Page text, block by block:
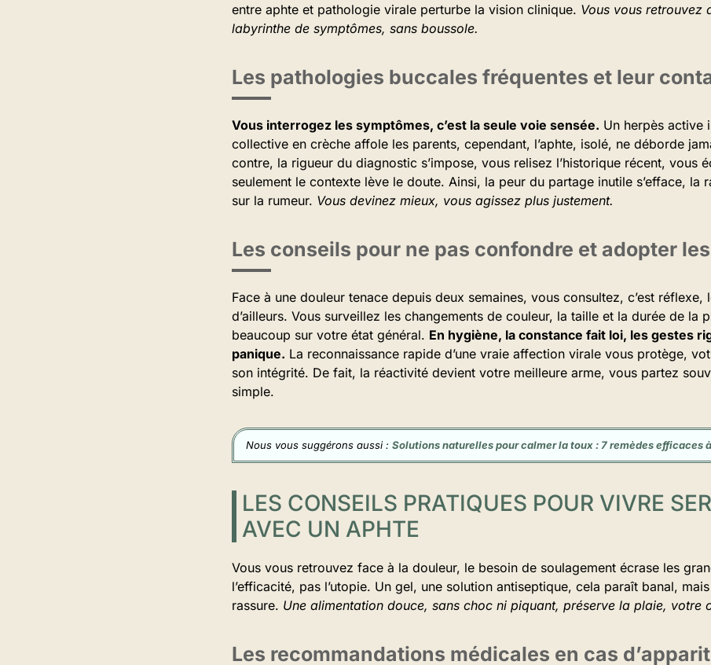
entre aphte et pathologie virale perturbe la vision clinique. Vous vous retrouvez
labyrinthe de symptômes, sans boussole.
Les pathologies buccales fréquentes et leur
Vous interrogez les symptômes, c’est la seule voie sensée. Un herpès active
collective en crèche affole les parents, cependant, l’aphte, isolé, ne déborde
contre, la rigueur du diagnostic s’impose, vous relisez l’historique récent, vous
seulement le contexte lève le doute. Ainsi, la peur du partage inutile s’efface, la
sur la rumeur. Vous devinez mieux, vous agissez plus justement.
Les conseils pour ne pas confondre et adopter
Face à une douleur tenace depuis deux semaines, vous consultez, c’est réflexe,
d’ailleurs. Vous surveillez les changements de couleur, la taille et la durée de la
beaucoup sur votre état général. En hygiène, la constance fait loi, les gestes
panique. La reconnaissance rapide d’une vraie affection virale vous protège,
son intégrité. De fait, la réactivité devient votre meilleure arme, vous partez
simple.
Nous vous suggérons aussi : Solutions naturelles pour calmer la toux : 7 remèdes efficaces
LES CONSEILS PRATIQUES POUR VIVRE
AVEC UN APHTE
Vous vous retrouvez face à la douleur, le besoin de soulagement écrase les
l’efficacité, pas l’utopie. Un gel, une solution antiseptique, cela paraît banal,
rassure. Une alimentation douce, sans choc ni piquant, préserve la plaie, votre
Les recommandations médicales en cas